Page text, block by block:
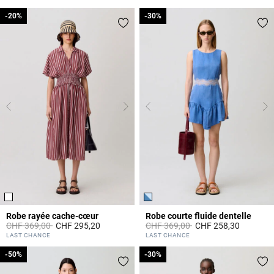
Robe rayée cache-cœur
Prix réduit à partir de
CHF 369,00à
-20%
CHF 295,20
3.1 out of 5 Customer Rating
LAST CHANCE
-20%
Robe courte fluide dentelle
Prix réduit à partir de
CHF 369,00à
-30%
CHF 258,30
5 out of 5 Customer Rating
LAST CHANCE
-30%
-50%
-50% -30%
-30%